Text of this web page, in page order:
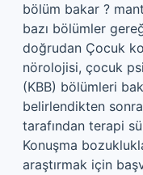
bölüm bakar ?
bazı bölümler
doğrudan Çocuk
nörolojisi, çocuk
(KBB) bölümleri
belirlendikten
tarafından terapi
Konuşma
araştırmak için